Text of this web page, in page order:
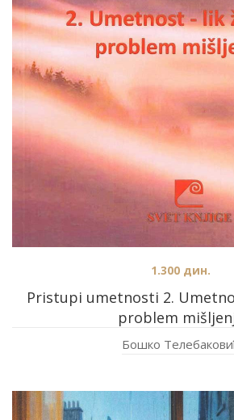
Pristupi umetnosti 2.
problem
1.300 дин.
Бошко